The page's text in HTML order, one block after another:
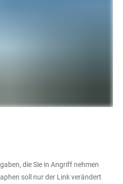
die Sie in Angriff nehmen
soll nur der Link verändert